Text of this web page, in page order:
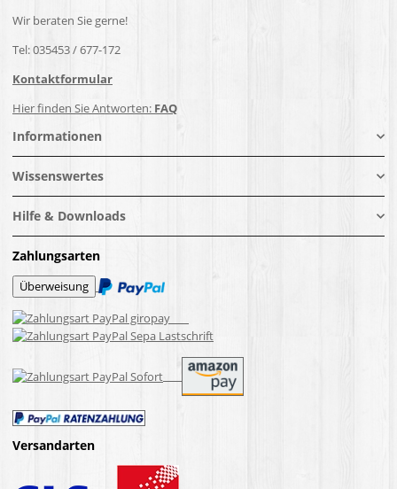
Wir beraten Sie gerne!
Tel: 035453 / 677-172
Kontaktformular
Hier finden Sie Antworten: FAQ
Informationen
Wissenswertes
Hilfe & Downloads
Zahlungsarten
Versandarten